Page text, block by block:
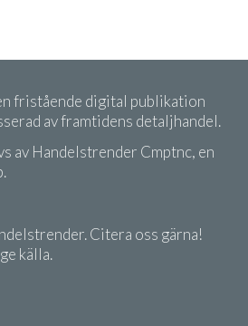
fristående digital publikation
av framtidens detaljhandel.
av Handelstrender Cmptnc, en
Citera oss gärna!
källa.